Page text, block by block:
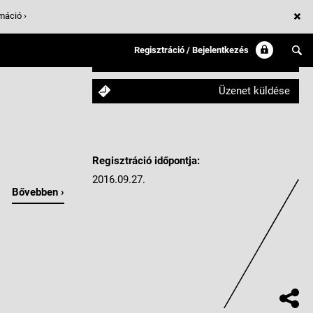
Regisztráció / Bejelentkezés
Követem
Üzenet küldése
Bővebben ›
Regisztráció időpontja:
2016.09.27.
›